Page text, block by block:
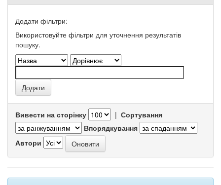
Додати фільтри:
Використовуйте фільтри для уточнення результатів
пошуку.
Вивести на сторінку | Сортування
Впорядкування
Автори